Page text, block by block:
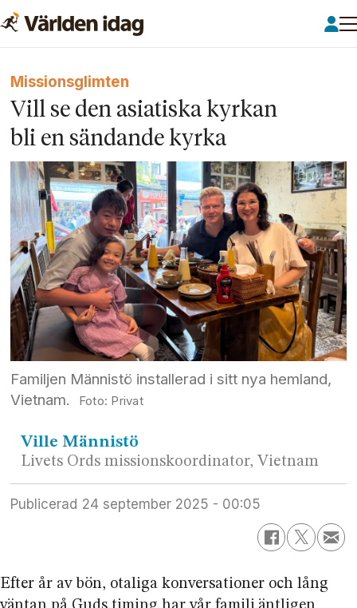
Missionsglimten
Vill se den asiatiska kyrkan
bli en sändande kyrka
Familjen Männistö installerad i sitt nya hemland,
Vietnam.
Privat
Ville Männistö
Livets Ords missionskoordinator, Vietnam
Publicerad 24 september 2025 - 00:05
Efter år av bön, otaliga konversationer och lång